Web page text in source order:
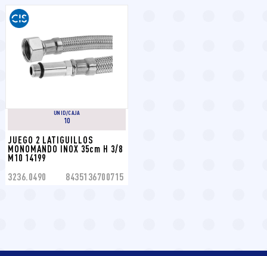
UNID/CAJA
10
JUEGO 2 LATIGUILLOS
MONOMANDO INOX 35cm H 3/8
M10 14199
3236.0490 8435136700715